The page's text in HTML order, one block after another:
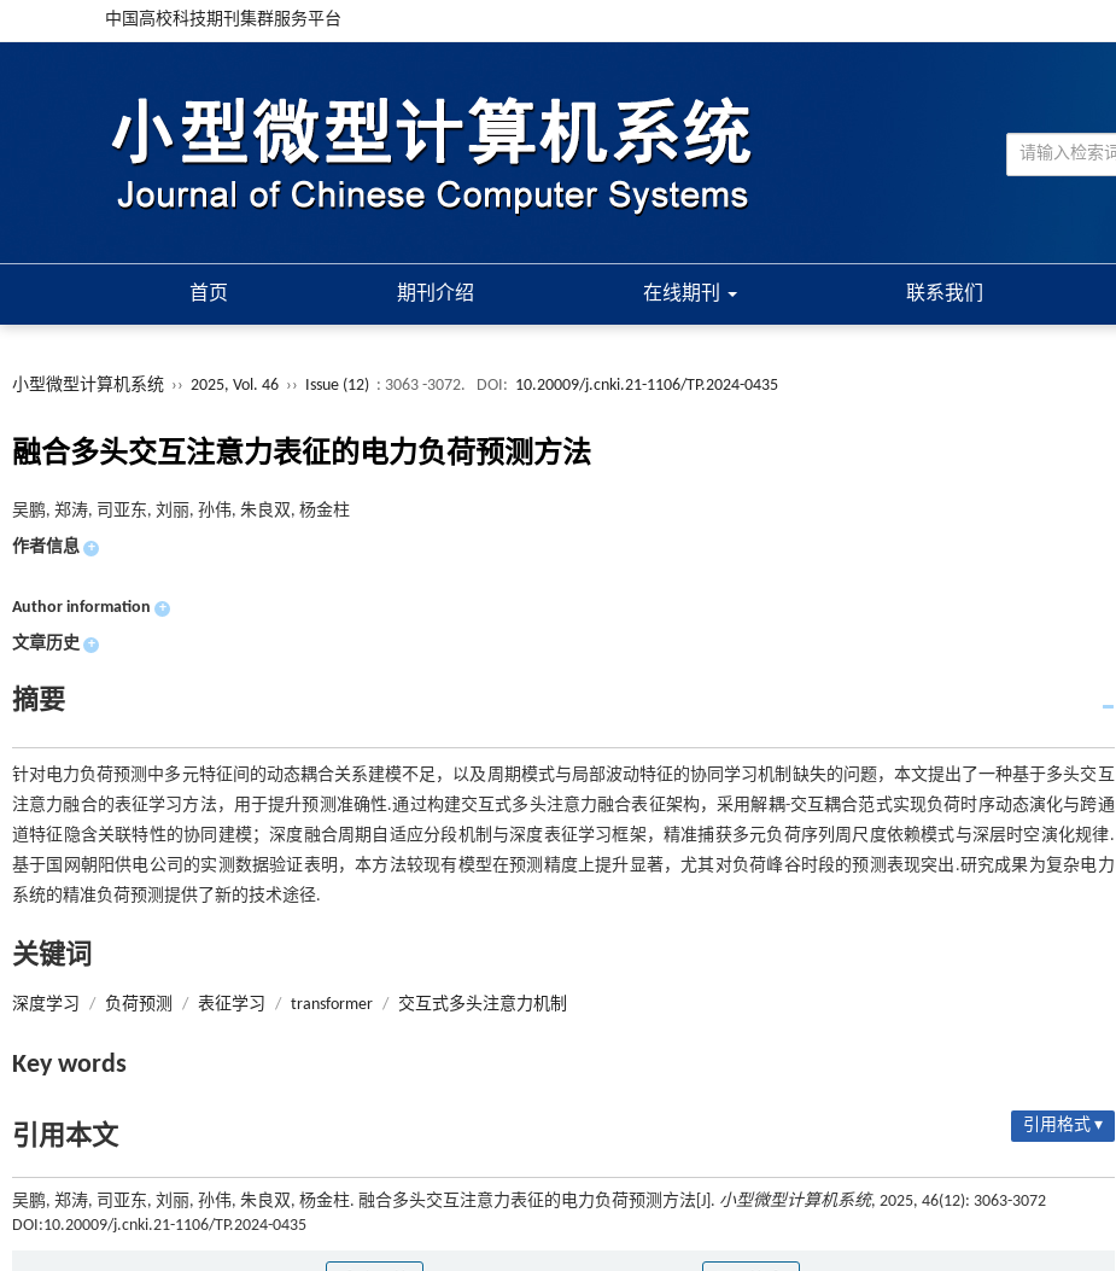
中国高校科技期刊集群服务平台
首页 期刊介绍 在线期刊 联系我们
小型微型计算机系统 ›› 2025, Vol. 46 ›› Issue (12) : 3063 -3072. DOI: 10.20009/j.cnki.21-1106/TP.2024-0435
融合多头交互注意力表征的电力负荷预测方法
吴鹏, 郑涛, 司亚东, 刘丽, 孙伟, 朱良双, 杨金柱
作者信息 +
Author information +
文章历史 +
摘要
针对电力负荷预测中多元特征间的动态耦合关系建模不足，以及周期模式与局部波动特征的协同学习机制缺失的问题，本文提出了一种基于多头交互
注意力融合的表征学习方法，用于提升预测准确性.通过构建交互式多头注意力融合表征架构，采用解耦-交互耦合范式实现负荷时序动态演化与跨通
道特征隐含关联特性的协同建模；深度融合周期自适应分段机制与深度表征学习框架，精准捕获多元负荷序列周尺度依赖模式与深层时空演化规律.
基于国网朝阳供电公司的实测数据验证表明，本方法较现有模型在预测精度上提升显著，尤其对负荷峰谷时段的预测表现突出.研究成果为复杂电力
系统的精准负荷预测提供了新的技术途径.
关键词
深度学习 / 负荷预测 / 表征学习 / transformer / 交互式多头注意力机制
Key words
引用本文 引用格式 ▾
吴鹏, 郑涛, 司亚东, 刘丽, 孙伟, 朱良双, 杨金柱. 融合多头交互注意力表征的电力负荷预测方法[J]. 小型微型计算机系统, 2025, 46(12): 3063-3072
DOI:10.20009/j.cnki.21-1106/TP.2024-0435